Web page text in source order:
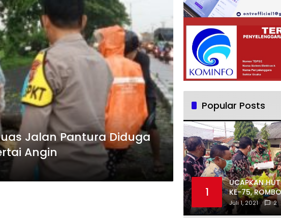
Jalan Pantura Diduga
Angin
Popular Posts
1
UCAPKAN
KE-75,
DAN CAMAT
MAPOLSEK
Juli 1, 2021 2